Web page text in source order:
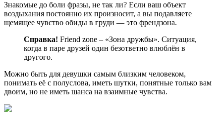
Знакомые до боли фразы, не так ли? Если ваш объект
воздыхания постоянно их произносит, а вы подавляете
щемящее чувство обиды в груди — это френдзона.
Справка! Friend zone – «Зона дружбы». Ситуация,
когда в паре друзей один безответно влюблён в
другого.
Можно быть для девушки самым близким человеком,
понимать её с полуслова, иметь шутки, понятные только вам
двоим, но не иметь шанса на взаимные чувства.